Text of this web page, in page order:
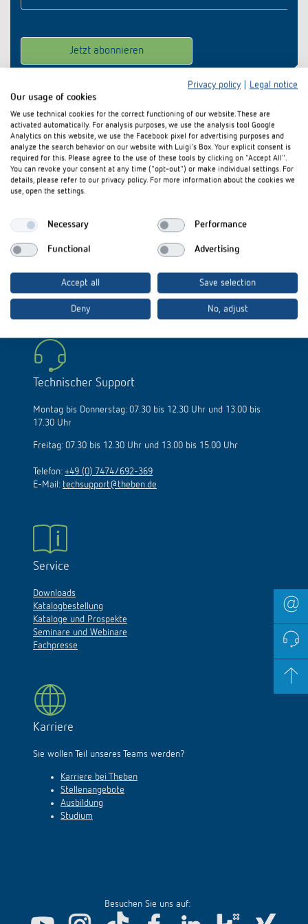
Anfahrt
72401 Haigerloch
Zentrale:+49 (0)74 74/692-0
Vertriebsservice:
E-Mail:info@theben.de
Technischer Support
Montag bis Donnerstag: 07.30 bis 12.30 Uhr und 13.00 bis
17.30 Uhr
Freitag: 07.30 bis 12.30 Uhr und 13.00 bis 15.00 Uhr
Telefon: +49 (0) 7474/692-369
E-Mail: techsupport@theben.de
Service
Downloads
Katalogbestellung
Kataloge und Prospekte
Seminare und Webinare
Fachpresse
Karriere
Sie wollen Teil unseres Teams werden?
Karriere bei Theben
Stellenangebote
Ausbildung
Studium
Besuchen Sie uns auf:
Privacy policy
Legal notice
Our usage of cookies
We use technical cookies for the correct functioning of our website. These are
activated automatically. For analysis purposes, we use the analysis tool Google
Analytics on this website, we use the Facebook pixel for advertising purposes and
analyze the search behavior on our website with Luigi's Box. Your explicit consent is
required for this. Please agree to the use of these tools by clicking on "Accept All".
You can revoke your consent at any time ("opt-out") or make individual settings. For
details, please refer to our privacy policy. For more information about the cookies we
use, open the settings.
Necessary Performance
Functional Advertising
Accept all Save selection
Deny No, adjust